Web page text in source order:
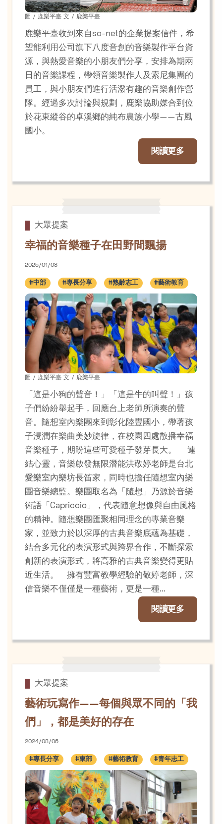
圖 / 鹿樂平臺 文 / 鹿樂平臺
鹿樂平臺收到來自so-net的企業提案信件，希
望能利用公司旗下八度音創的音樂製作平台資
源，與熱愛音樂的小朋友們分享，安排為期兩
日的音樂課程，帶領音樂製作人及索尼集團的
員工，與小朋友們進行活潑有趣的音樂創作營
隊。經過多次討論與規劃，鹿樂協助媒合到位
於花東縱谷的卓溪鄉的純布農族小學——古風
國小。
閱讀更多
大眾提案
幸福的音樂種子在田野間飄揚
2025/01/08
#中部 #專長分享 #熟齡志工 #藝術教育
圖 / 鹿樂平臺 文 / 鹿樂平臺
「這是小狗的聲音！」「這是牛的叫聲！」孩
子們紛紛舉起手，回應台上老師所演奏的聲
音。隨想室內樂團來到彰化陸豐國小，帶著孩
子浸潤在樂曲美妙旋律，在校園四處散播幸福
音樂種子，期盼這些可愛種子發芽長大。 連
結心靈，音樂啟發無限潛能洪敬婷老師是台北
愛樂室內樂坊長笛家，同時也擔任隨想室內樂
團音樂總監。樂團取名為「隨想」乃源於音樂
術語「Capriccio」，代表隨意想像與自由風格
的精神。隨想樂團匯聚相同理念的專業音樂
家，並致力於以深厚的古典音樂底蘊為基礎，
結合多元化的表演形式與跨界合作，不斷探索
創新的表演形式，將高雅的古典音樂變得更貼
近生活。 擁有豐富教學經驗的敬婷老師，深
信音樂不僅僅是一種藝術，更是一種...
閱讀更多
大眾提案
藝術玩寫作——每個與眾不同的「我
們」，都是美好的存在
2024/08/06
#專長分享 #東部 #藝術教育 #青年志工